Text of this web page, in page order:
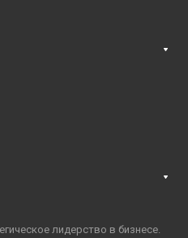
лидерство в бизнесе.